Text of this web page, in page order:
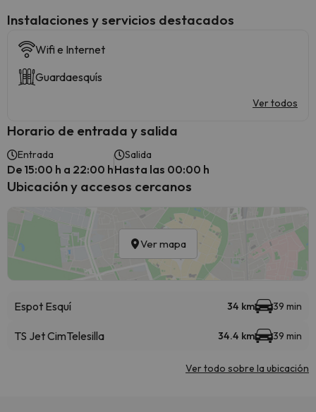
Instalaciones y servicios destacados
Wifi e Internet
Guardaesquís
Ver todos
Horario de entrada y salida
Entrada
De 15:00 h a 22:00 h
Salida
Hasta las 00:00 h
Ubicación y accesos cercanos
Ver mapa
Espot Esquí 34 km 39 min
TS Jet CimTelesilla 34.4 km 39 min
Ver todo sobre la ubicación